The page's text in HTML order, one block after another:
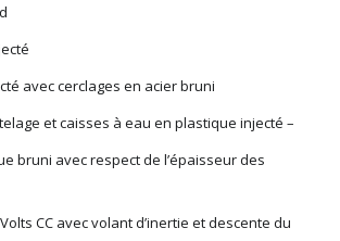
avec cerclages en acier bruni
et caisses à eau en plastique injecté –
bruni avec respect de l’épaisseur des
CC avec volant d’inertie et descente du